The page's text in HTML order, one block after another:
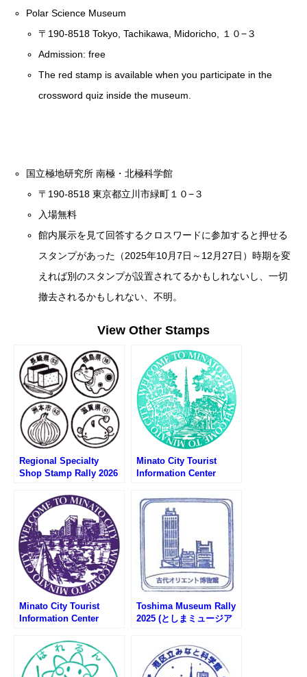
Polar Science Museum
〒190-8518 Tokyo, Tachikawa, Midoricho, １０−３
Admission: free
The red stamp is available when you participate in the
crossword quiz inside the museum.
国立極地研究所 南極・北極科学館
〒190-8518 東京都立川市緑町１０−３
入場無料
館内展示を見て回答するクロスワードに参加すると押せる
スタンプがあった（2025年10月7日～12月27日）時期を変
えれば別のスタンプが設置されてるかもしれないし、一切
撤去されるかもしれない、不明。
View Other Stamps
Regional Specialty
Shop Stamp Rally 2026
プラリー2026)
Minato City Tourist
Information Center
(東京タワー・港区観光イ
ンフォメーションセンタ
ーのスタンプ)
Minato City Tourist
Information Center
Square (札の辻スクエ
ア・港区観光インフォメ
ーションセンターのスタ
Toshima Museum Rally
2025 (としまミュージア